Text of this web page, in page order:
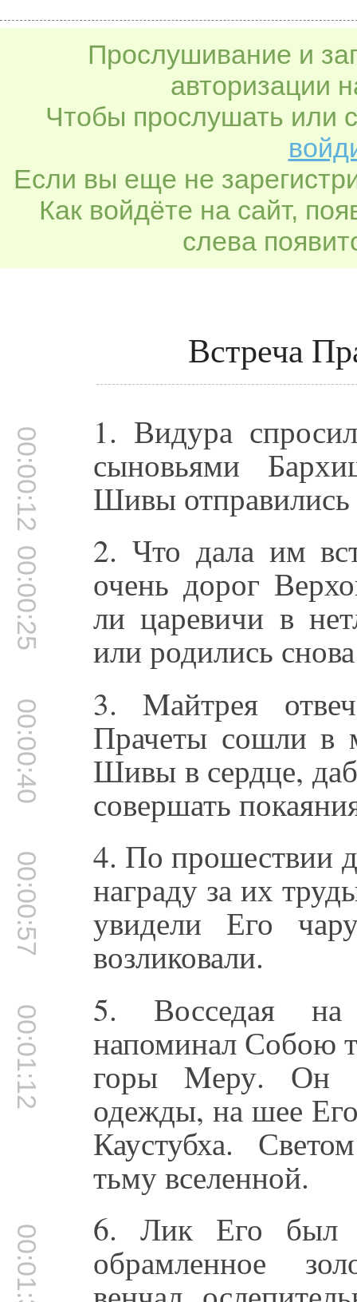
Прослушивание и
авторизации
Чтобы прослушать или
Если вы еще не
Как войдёте на сайт,
слева
Встреча
00:00:12 1. Видура
сыновьями
Шивы отправились
00:00:25 2. Что дала им
очень дорог
ли царевичи в
или родились
00:00:40 3. Mайтрея
Прачеты сошли в
Шивы в сердце,
совершать
00:00:57 4. По прошествии
награду за их
увидели Его
возликовали.
00:01:12 5. Восседая на
напоминал Собою
горы Mеру. Он
одежды, на шее
Каустубха.
тьму вселенной.
00:01:33 6. Лик Его был
обрамленное